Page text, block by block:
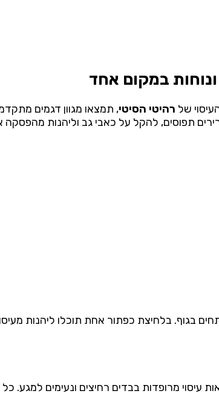
ונוחות במקום אחד
של רהיטי הסיטי, תמצאו מגוון דגמים
תפוסים, להקל על כאבי גב וליהנות מהפסקה
בגוף. בלחיצת כפתור אחת תוכלו ליהנות
עיסוי מרופדות בבדים רחיצים ונעימים למגע. כל